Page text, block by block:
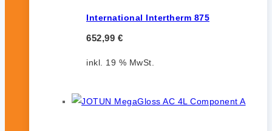
International Intertherm 875
652,99 €
inkl. 19 % MwSt.